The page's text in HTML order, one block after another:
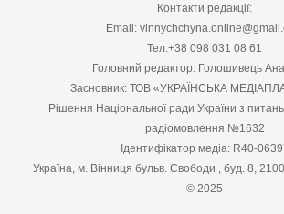
Контакти редакції:
Email:
Тел:+38 098 031 08 61
Головний редактор: Голошивець
Засновник: ТОВ «УКРАЇНСЬКА
Рішення Національної ради України з
радіомовлення №1632
Ідентифікатор медіа: R40-
Україна, м. Вінниця бульв. Свободи , буд. 8,
© 2025